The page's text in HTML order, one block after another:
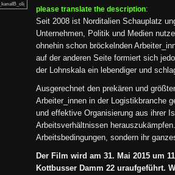
please translate the description:
Seit 2008 ist Norditalien Schauplatz
Unternehmen, Politik und Medien
ohnehin schon bröckelnden
auf der anderen Seite formiert sich
der Lohnskala ein lebendiger und
Ausgerechnet den prekären und
Arbeiter_innen in der Logistikbranche
und effektive Organisierung aus ihrer
Arbeitsverhältnissen
Arbeitsbedingungen, sondern ihr
Der Film wird am 31. Mai 2015 um
Kottbusser Damm 22 uraufgeführt.